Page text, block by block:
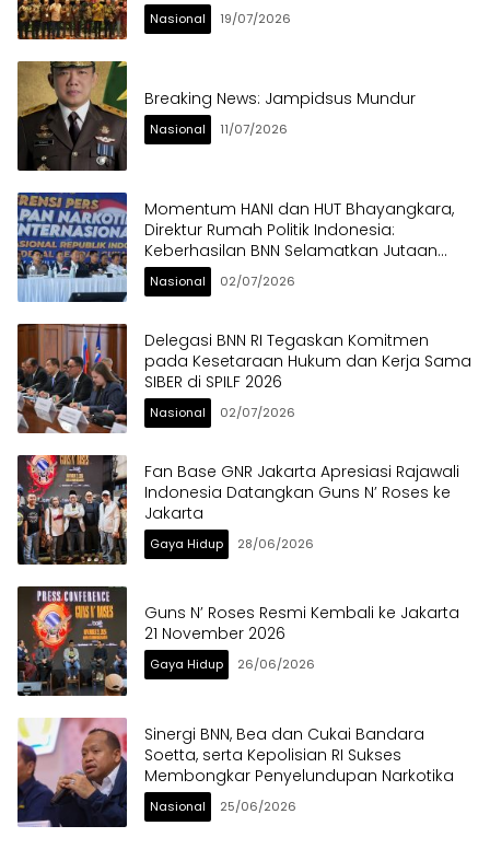
Nasional 19/07/2026
Breaking News: Jampidsus Mundur
Nasional 11/07/2026
Momentum HANI dan HUT Bhayangkara,
Direktur Rumah Politik Indonesia:
Keberhasilan BNN Selamatkan Jutaan
Anak Bangsa dari Ancaman Narkoba
Nasional 02/07/2026
Delegasi BNN RI Tegaskan Komitmen
pada Kesetaraan Hukum dan Kerja Sama
SIBER di SPILF 2026
Nasional 02/07/2026
Fan Base GNR Jakarta Apresiasi Rajawali
Indonesia Datangkan Guns N’ Roses ke
Jakarta
Gaya Hidup 28/06/2026
Guns N’ Roses Resmi Kembali ke Jakarta
21 November 2026
Gaya Hidup 26/06/2026
Sinergi BNN, Bea dan Cukai Bandara
Soetta, serta Kepolisian RI Sukses
Membongkar Penyelundupan Narkotika
Nasional 25/06/2026